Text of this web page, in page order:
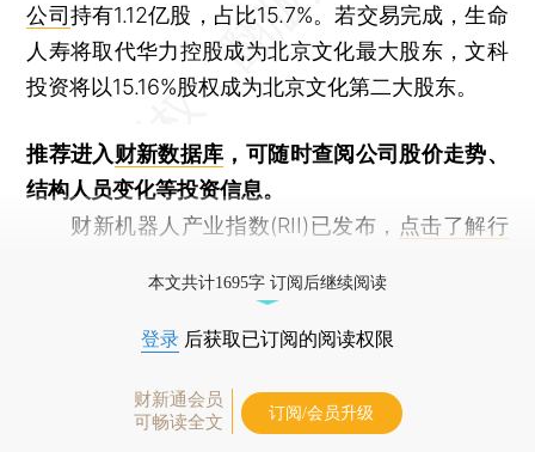
公司持有1.12亿股，占比15.7%。若交易完成，生命
人寿将取代华力控股成为北京文化最大股东，文科
投资将以15.16%股权成为北京文化第二大股东。
推荐进入财新数据库 ，可随时查阅公司股价走势、
结构人员变化等投资信息。
财新机器人产业指数(RII)已发布， 点击了解行
本文共计1695字 订阅后继续阅读
登录 后获取已订阅的阅读权限
财新通会员
可畅读全文
订阅/会员升级